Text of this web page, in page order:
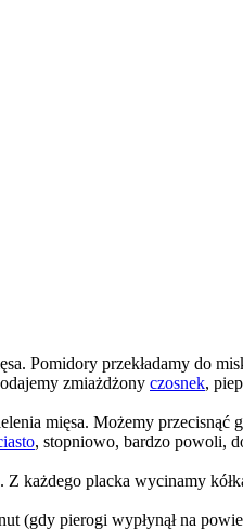
Pomidory przekładamy do
zmiażdżony czosnek,
mięsa. Możemy
, stopniowo, bardzo powoli,
każdego placka wycinamy
(gdy pierogi wypłynął na